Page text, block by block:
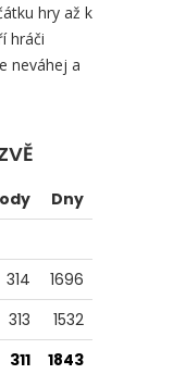
hry až k
hráči
neváhej a
Dny
314
1696
313
1532
311 1843